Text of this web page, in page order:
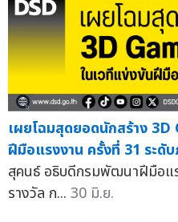
เผยโฉมสุดยอดนักสร้าง
ฝีมือแรงงาน ครั้งที่ 31 ระดั
สุคนธ์ อธิบดีกรมพัฒนาฝีมือแ
รางวัล ก... 30 มิ.ย.